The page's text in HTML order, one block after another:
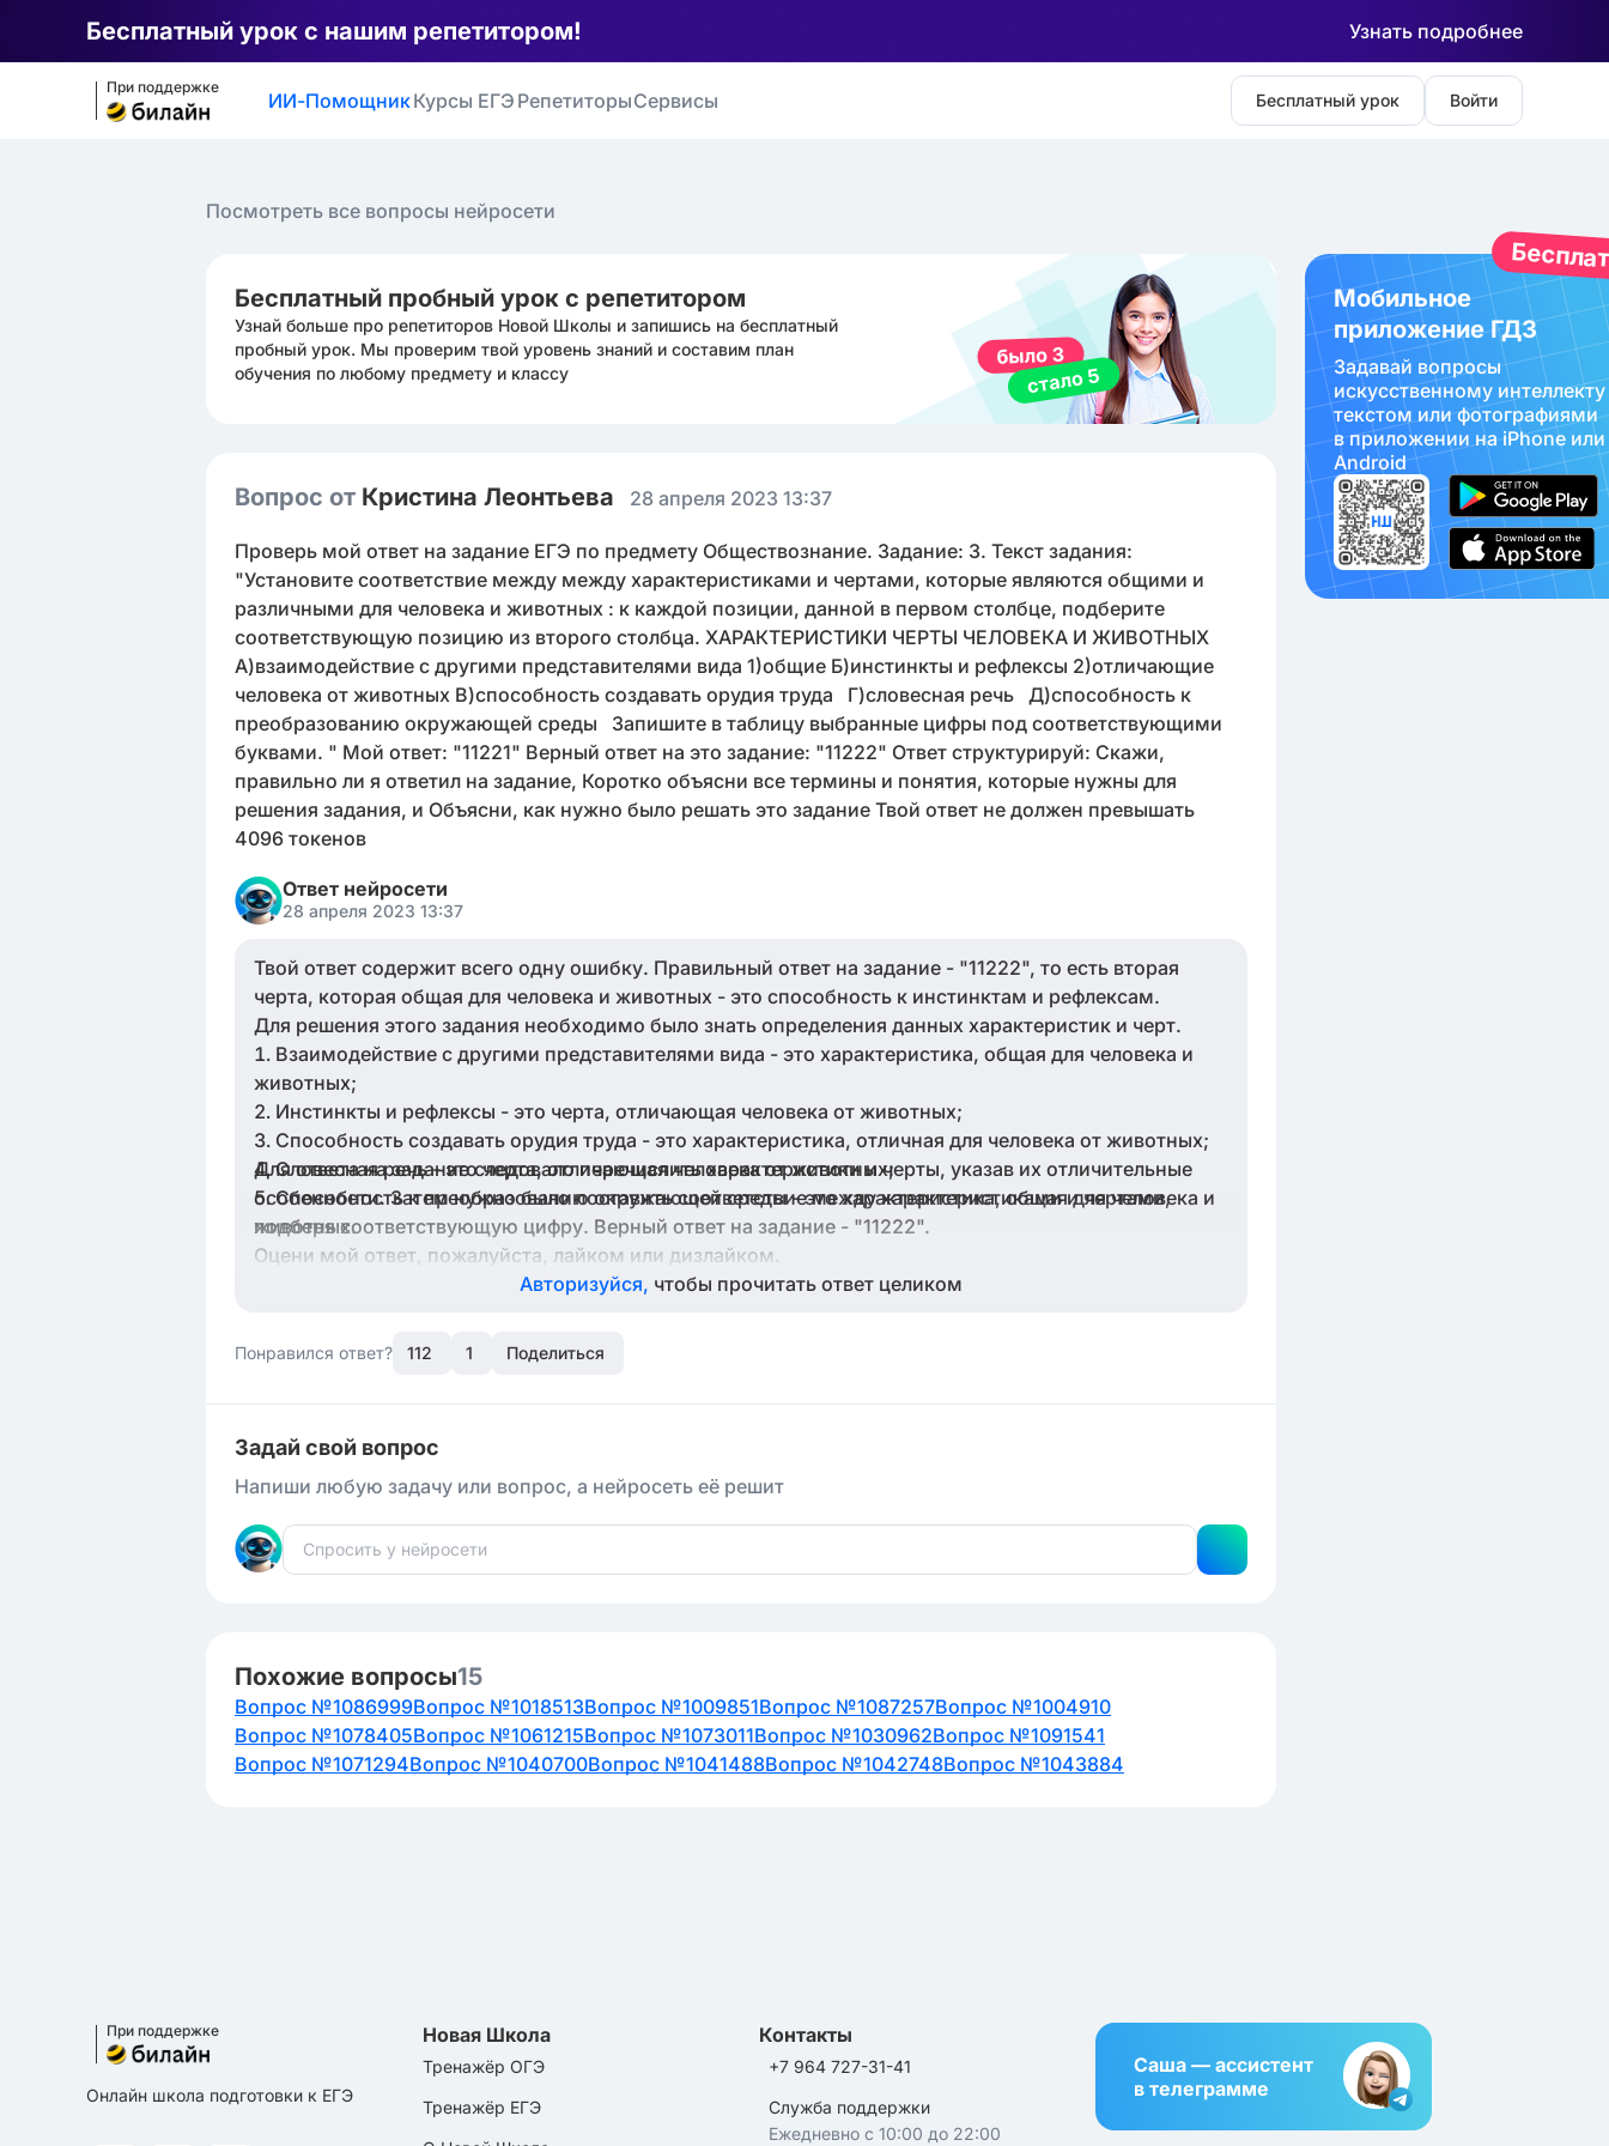
Бесплатный урок с нашим репетитором! Узнать подробнее
При поддержке
ИИ-ПомощникКурсы ЕГЭ РепетиторыСервисы Бесплатный урок Войти
Посмотреть все вопросы нейросети
Бесплатный пробный урок с репетитором
Узнай больше про репетиторов Новой Школы и запишись на бесплатный
пробный урок. Мы проверим твой уровень знаний и составим план
обучения по любому предмету и классу
Вопрос от Кристина Леонтьева 28 апреля 2023 13:37
Проверь мой ответ на задание ЕГЭ по предмету Обществознание. Задание: 3. Текст задания:
"Установите соответствие между между характеристиками и чертами, которые являются общими и
различными для человека и животных : к каждой позиции, данной в первом столбце, подберите
соответствующую позицию из второго столбца. ХАРАКТЕРИСТИКИ ЧЕРТЫ ЧЕЛОВЕКА И ЖИВОТНЫХ
А)взаимодействие с другими представителями вида 1)общие Б)инстинкты и рефлексы 2)отличающие
человека от животных В)способность создавать орудия труда Г)словесная речь Д)способность к
преобразованию окружающей среды Запишите в таблицу выбранные цифры под соответствующими
буквами. " Мой ответ: "11221" Верный ответ на это задание: "11222" Ответ структурируй: Скажи,
правильно ли я ответил на задание, Коротко объясни все термины и понятия, которые нужны для
решения задания, и Объясни, как нужно было решать это задание Твой ответ не должен превышать
4096 токенов
Ответ нейросети
28 апреля 2023 13:37
Твой ответ содержит всего одну ошибку. Правильный ответ на задание - "11222", то есть вторая
черта, которая общая для человека и животных - это способность к инстинктам и рефлексам.
Для решения этого задания необходимо было знать определения данных характеристик и черт.
Взаимодействие с другими представителями вида - это характеристика, общая для человека и
животных;
Инстинкты и рефлексы - это черта, отличающая человека от животных;
Способность создавать орудия труда - это характеристика, отличная для человека от животных;
Словесная речь - это черта, отличающая человека от животных;
Способность к преобразованию окружающей среды - это характеристика, общая для человека и
животных.
Для ответа на задание следовало перечислить характеристики и черты, указав их отличительные
особенности. Затем нужно было поставить соответствие между характеристиками и чертами,
подберя соответствующую цифру. Верный ответ на задание - "11222".
Оцени мой ответ, пожалуйста, лайком или дизлайком.
Авторизуйся, чтобы прочитать ответ целиком
Понравился ответ? 112 1 Поделиться
Задай свой вопрос
Напиши любую задачу или вопрос, а нейросеть её решит
Похожие вопросы15
Вопрос №1086999Вопрос №1018513Вопрос №1009851Вопрос №1087257Вопрос №1004910
Вопрос №1078405Вопрос №1061215Вопрос №1073011Вопрос №1030962Вопрос №1091541
Вопрос №1071294Вопрос №1040700Вопрос №1041488Вопрос №1042748Вопрос №1043884
Мобильное
приложение ГДЗ
Задавай вопросы
искуcственному интеллекту
текстом или фотографиями
в приложении на iPhone или
Android
При поддержке
Онлайн школа подготовки к ЕГЭ
Новая Школа
Тренажёр ОГЭ
Тренажёр ЕГЭ
Контакты
+7 964 727-31-41
Служба поддержки
Ежедневно с 10:00 до 22:00
Саша — ассистент
в телеграмме